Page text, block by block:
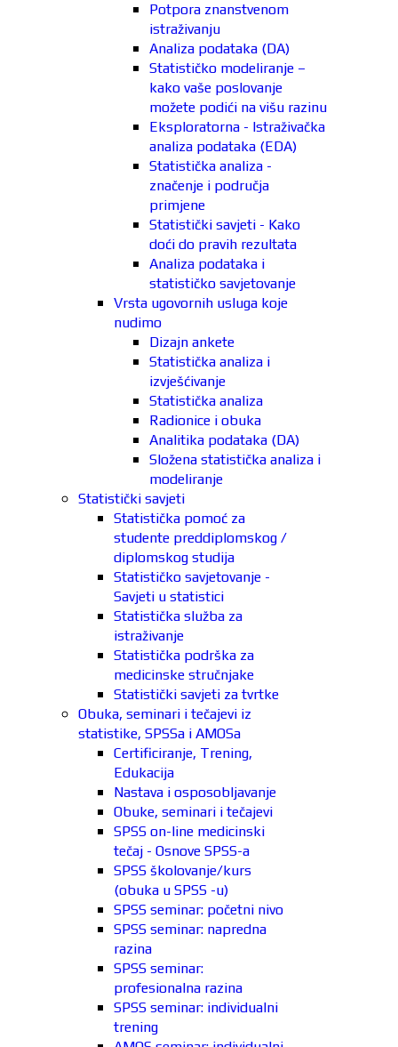
Potpora znanstvenom
istraživanju
Analiza podataka (DA)
Statističko modeliranje –
kako vaše poslovanje
možete podići na višu razinu
Eksploratorna - Istraživačka
analiza podataka (EDA)
Statistička analiza -
značenje i područja
primjene
Statistički savjeti - Kako
doći do pravih rezultata
Analiza podataka i
statističko savjetovanje
Vrsta ugovornih usluga koje
nudimo
Dizajn ankete
Statistička analiza i
izvješćivanje
Statistička analiza
Radionice i obuka
Analitika podataka (DA)
Složena statistička analiza i
modeliranje
Statistički savjeti
Statistička pomoć za
studente preddiplomskog /
diplomskog studija
Statističko savjetovanje -
Savjeti u statistici
Statistička služba za
istraživanje
Statistička podrška za
medicinske stručnjake
Statistički savjeti za tvrtke
Obuka, seminari i tečajevi iz
statistike, SPSSa i AMOSa
Certificiranje, Trening,
Edukacija
Nastava i osposobljavanje
Obuke, seminari i tečajevi
SPSS on-line medicinski
tečaj - Osnove SPSS-a
SPSS školovanje/kurs
(obuka u SPSS -u)
SPSS seminar: početni nivo
SPSS seminar: napredna
razina
SPSS seminar:
profesionalna razina
SPSS seminar: individualni
trening